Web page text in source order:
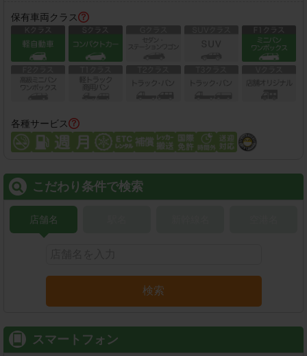
保有車両クラス
各種サービス
こだわり条件で検索
店舗名
検索
スマートフォン